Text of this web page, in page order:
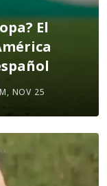
El
NOV 25